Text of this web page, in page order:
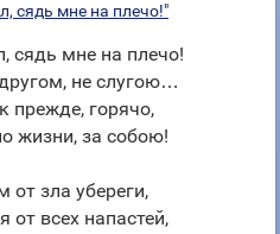
сядь мне на плечо!"
сядь мне на плечо!
не слугою…
прежде, горячо,
жизни, за собою!
зла убереги,
от всех напастей,